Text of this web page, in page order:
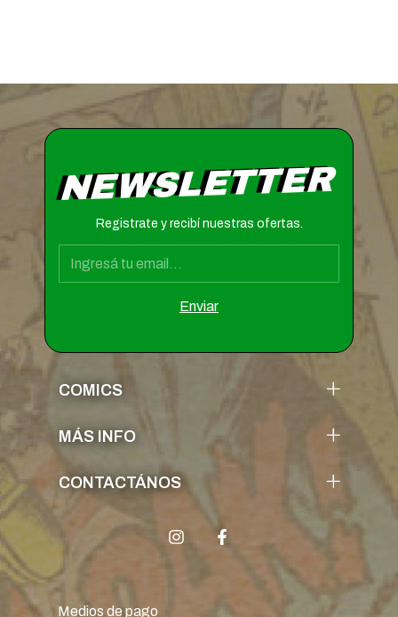
NEWSLETTER
Registrate y recibí nuestras ofertas.
COMICS
MÁS INFO
CONTACTÁNOS
Medios de pago